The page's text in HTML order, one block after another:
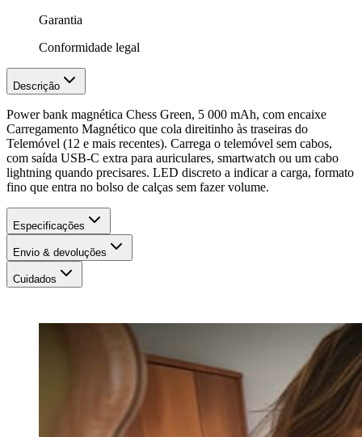
Garantia
Conformidade legal
Descrição
Power bank magnética Chess Green, 5 000 mAh, com encaixe
Carregamento Magnético que cola direitinho às traseiras do
Telemóvel (12 e mais recentes). Carrega o telemóvel sem cabos,
com saída USB-C extra para auriculares, smartwatch ou um cabo
lightning quando precisares. LED discreto a indicar a carga, formato
fino que entra no bolso de calças sem fazer volume.
Especificações
Envio & devoluções
Cuidados